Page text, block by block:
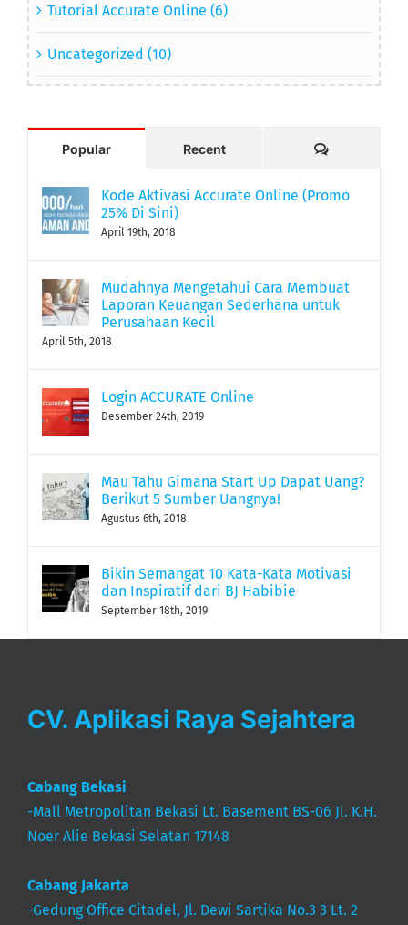
Tutorial Accurate Online (6)
Uncategorized (10)
Popular Recent Comments
Kode Aktivasi Accurate Online (Promo
25% Di Sini)
April 19th, 2018
Mudahnya Mengetahui Cara Membuat
Laporan Keuangan Sederhana untuk
Perusahaan Kecil
April 5th, 2018
Login ACCURATE Online
Desember 24th, 2019
Mau Tahu Gimana Start Up Dapat Uang?
Berikut 5 Sumber Uangnya!
Agustus 6th, 2018
Bikin Semangat 10 Kata-Kata Motivasi
dan Inspiratif dari BJ Habibie
September 18th, 2019
CV. Aplikasi Raya Sejahtera
Cabang Bekasi
-Mall Metropolitan Bekasi Lt. Basement BS-06 Jl. K.H.
Noer Alie Bekasi Selatan 17148
Cabang Jakarta
-Gedung Office Citadel, Jl. Dewi Sartika No.3 3 Lt. 2